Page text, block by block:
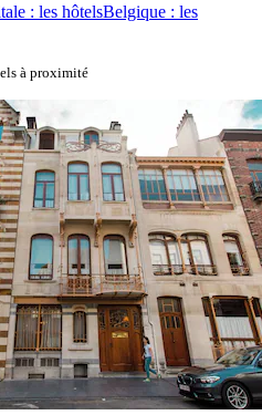
: les hôtelsBelgique : les
à proximité